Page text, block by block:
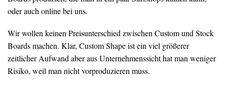
oder auch online bei uns.
Wir wollen keinen Preisunterschied zwischen Custom und Stock
Boards machen. Klar, Custom Shape ist ein viel größerer
zeitlicher Aufwand aber aus Unternehmenssicht hat man weniger
Risiko, weil man nicht vorproduzieren muss.